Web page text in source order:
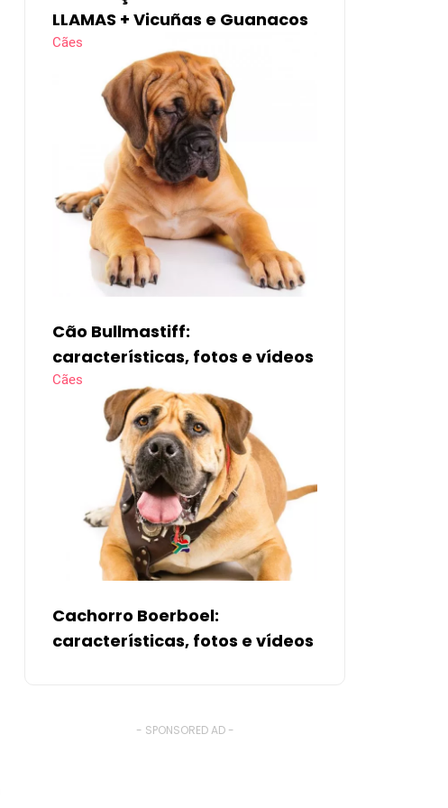
LLAMAS + Vicuñas e Guanacos
Cães
Cão Bullmastiff:
características, fotos e vídeos
Cães
Cachorro Boerboel:
características, fotos e vídeos
- SPONSORED AD -